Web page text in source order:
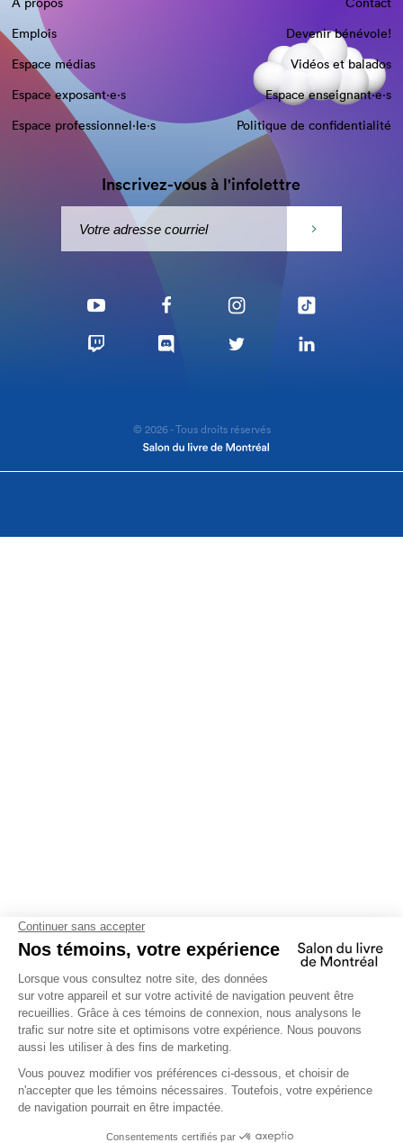
Emplois
Devenir bénévole!
Espace médias
Vidéos et balados
Espace exposant·e⋅s
Espace enseignant·e⋅s
Espace professionnel·le⋅s
Politique de confidentialité
Inscrivez-vous à l'infolettre
© 2026 - Tous droits réservés